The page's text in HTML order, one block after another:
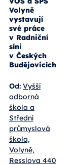
Studenti
VOŠ a SPŠ
Volyně
vystavují
své práce
v Radniční
síni
Budějovicích
Od: Vyšší
odborná
škola a
Střední
průmyslová
škola,